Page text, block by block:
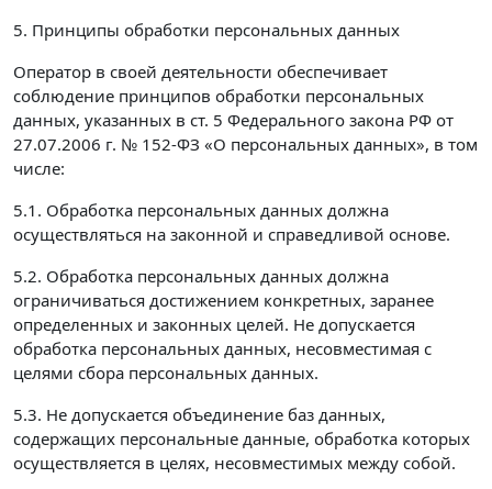
5. Принципы обработки персональных данных
Оператор в своей деятельности обеспечивает
соблюдение принципов обработки персональных
данных, указанных в ст. 5 Федерального закона РФ от
27.07.2006 г. № 152-ФЗ «О персональных данных», в том
числе:
5.1. Обработка персональных данных должна
осуществляться на законной и справедливой основе.
5.2. Обработка персональных данных должна
ограничиваться достижением конкретных, заранее
определенных и законных целей. Не допускается
обработка персональных данных, несовместимая с
целями сбора персональных данных.
5.3. Не допускается объединение баз данных,
содержащих персональные данные, обработка которых
осуществляется в целях, несовместимых между собой.